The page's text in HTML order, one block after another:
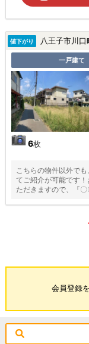
値下がり 八王子市川
一戸建て
6枚
こちらの物件以外で
てご紹介が可能です
ただきますので、『
会員登録